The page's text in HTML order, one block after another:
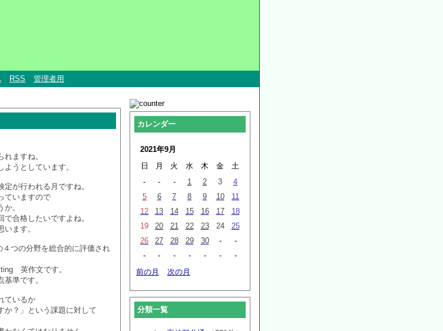
RSS 管理者用
ますね。
うとしています。
が行われる月ですね。
ていますので
。
合格したいですよね。
ます。
つの分野を総合的に評価され
英作文です。
準です。
ているか
か？」という課題に対して
カレンダー
2021年9月
日
月 火 水 木 金
土
-
- - 1 2 3
4
5
6 7 8 9 10
11
12
13 14 15 16 17
18
19
20 21 22 23 24
25
26
27 28 29 30 -
-
-
- - - - -
-
前の月
次の月
分類一覧